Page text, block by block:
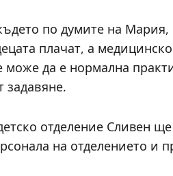
по думите на Мария,
плачат, а
да е нормална
задавяне.
отделение Сливен
на отделението и